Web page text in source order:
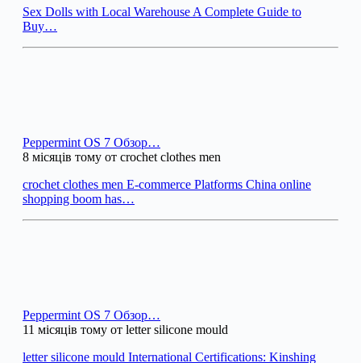
Sex Dolls with Local Warehouse A Complete Guide to
Buy…
Peppermint OS 7 Обзор…
8 місяців тому от crochet clothes men
crochet clothes men E-commerce Platforms China online
shopping boom has…
Peppermint OS 7 Обзор…
11 місяців тому от letter silicone mould
letter silicone mould International Certifications: Kinshing